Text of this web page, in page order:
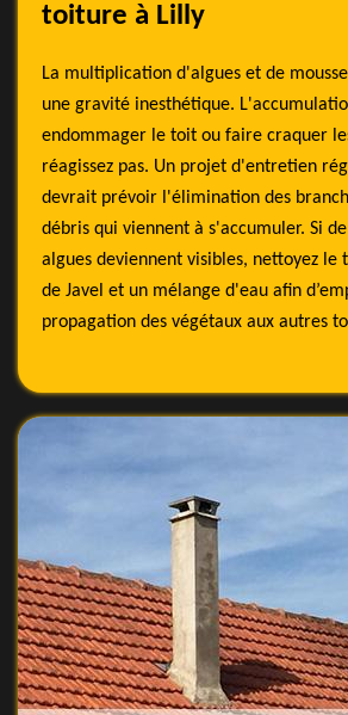
toiture à Lilly
La multiplication d'algues et de
une gravité inesthétique.
endommager le toit ou faire craquer
réagissez pas. Un projet d'entretien
devrait prévoir l'élimination des
débris qui viennent à s'accumuler. Si
algues deviennent visibles, nettoyez le
de Javel et un mélange d'eau afin
propagation des végétaux aux autres